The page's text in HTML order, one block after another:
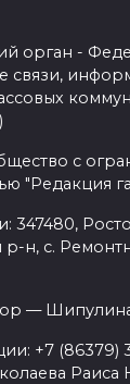
орган -
связи,
с
"Редакция
347480,
н, с.
—
+7 (86379)
Раиса